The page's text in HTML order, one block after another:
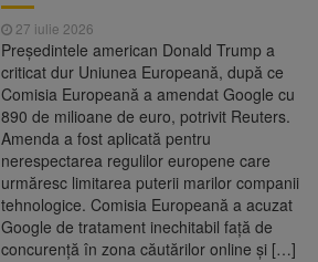
27 iulie 2026
Președintele american Donald Trump a
criticat dur Uniunea Europeană, după ce
Comisia Europeană a amendat Google cu
890 de milioane de euro, potrivit Reuters.
Amenda a fost aplicată pentru
nerespectarea regulilor europene care
urmăresc limitarea puterii marilor companii
tehnologice. Comisia Europeană a acuzat
Google de tratament inechitabil față de
concurență în zona căutărilor online și […]